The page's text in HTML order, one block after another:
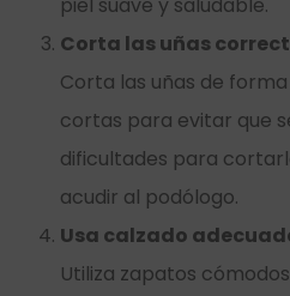
Corta las uñas
Corta las uñas de
cortas para evitar que
dificultades para
acudir al podólogo.
Usa calzado
Utiliza zapatos